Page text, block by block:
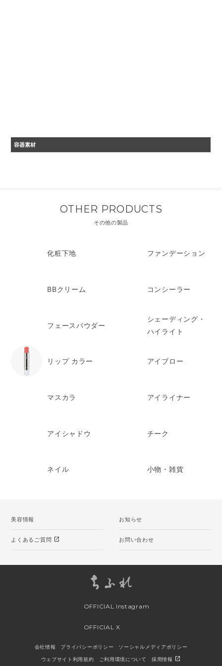
容器素材
OTHER PRODUCTS
その他の製品
化粧下地 ファンデーション
BBクリーム コンシーラー
フェースパウダー
シェーディング・
ハイライト
リップ カラー アイブロー
マスカラ アイライナー
アイシャドウ チーク
ネイル 小物・雑貨
美容情報 お知らせ
よくあるご質問 open_in_new お問い合わせ
OFFICIAL Instagram
OFFICIAL X
会社情報 プライバシーポリシー ソーシャルメディアポリシー
ウェブサイト利用規約 ご利用環境について 採用情報 open_in_new